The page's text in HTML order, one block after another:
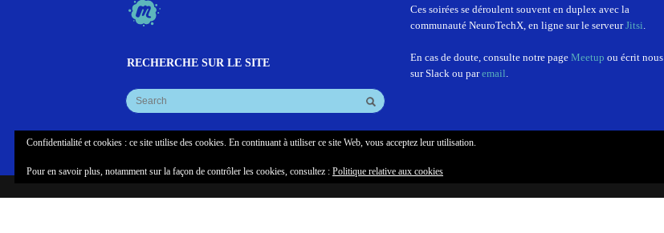
RECHERCHE SUR LE SITE
Ces soirées se déroulent souvent en duplex avec la
communauté NeuroTechX, en ligne sur le serveurJitsi
En cas de doute, consulte notre page Meetup ou écrit nous
sur Slack ou paremail
Confidentialité et cookies : ce site utilise des cookies. En continuant à utiliser ce site Web, vous acceptez leur utilisation.
Pour en savoir plus, notamment sur la façon de contrôler les cookies, consultez : Politique relative aux cookies